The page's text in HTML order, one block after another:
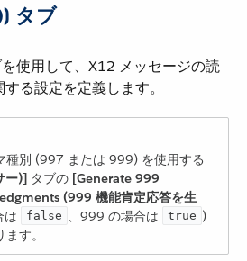
タブ
を使用して、X12 メッセージの読
る設定を定義します。
種別 (997 または 999) を使用する
ー)] ​ タブの ​ [Generate 999
(999 機能肯定応答を生
false ​、999 の場合は ​ true ​)
す。